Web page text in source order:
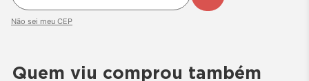
Não sei meu CEP
Quem viu comprou também